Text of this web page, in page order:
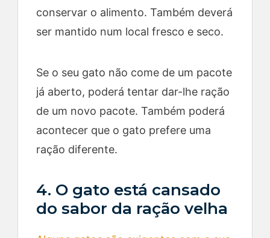
conservar o alimento. Também deverá
ser mantido num local fresco e seco.
Se o seu gato não come de um pacote
já aberto, poderá tentar dar-lhe ração
de um novo pacote. Também poderá
acontecer que o gato prefere uma
ração diferente.
4. O gato está cansado
do sabor da ração velha